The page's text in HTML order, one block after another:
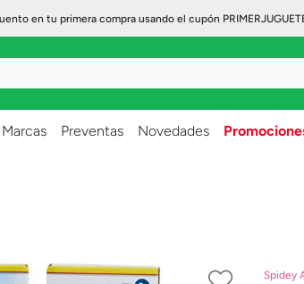
en tu primera compra usando el cupón
Marcas Preventas Novedades
Spidey